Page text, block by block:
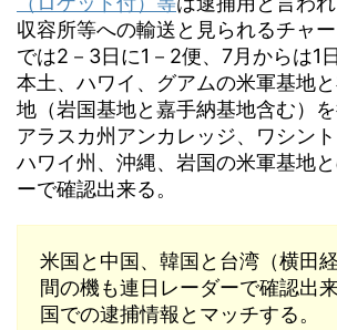
収容所等への輸送と見られるチャ
では2－3日に1－2便、7月からは1
本土、ハワイ、グアムの米軍基地
地（岩国基地と嘉手納基地含む）を
アラスカ州アンカレッジ、ワシント
ハワイ州、沖縄、岩国の米軍基地
ーで確認出来る。
米国と中国、韓国と台湾（横田経
間の機も連日レーダーで確認出
国での逮捕情報とマッチする。